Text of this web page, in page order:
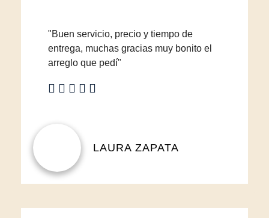
"Buen servicio, precio y tiempo de
entrega, muchas gracias muy bonito el
arreglo que pedí"
LAURA ZAPATA